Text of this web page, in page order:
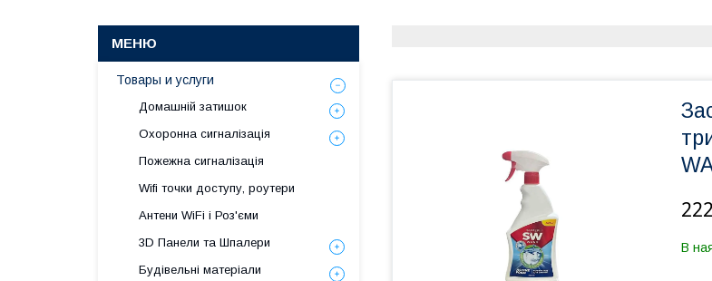
В
Товары и услуги
Домашній затишок
Охоронна сигналізація
Пожежна сигналізація
Wifi точки доступу, роутери
Антени WiFi і Роз'єми
3D Панели та Шпалери
Будівельні матеріали